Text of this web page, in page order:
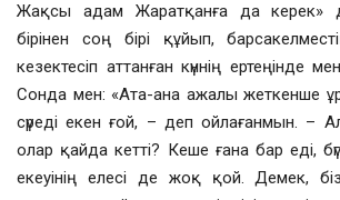
Жақсы адам Жаратқанға да керек»
бірінен соң бірі құйып,
кезектесіп аттанған күннің ертеңінде
Сонда мен: «Ата-ана ажалы жеткенше
сүреді екен ғой, – деп ойлағанмын. –
олар қайда кетті? Кеше ғана бар еді,
екеуінің елесі де жоқ қой. Демек,